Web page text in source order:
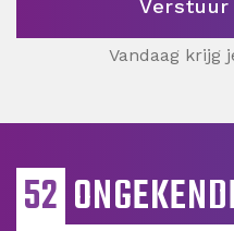
Vandaag krijg
52